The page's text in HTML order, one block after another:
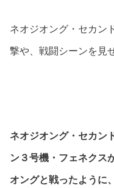
ネオジオング・セカン
撃や、戦闘シーンを見
ネオジオング・セカン
ン３号機・フェネクス
オングと戦ったように